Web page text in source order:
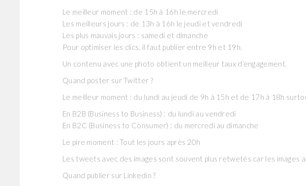
Le meilleur moment : de 15h à 16h le mercredi
Les meilleurs jours : de 13h à 16h le jeudi et vendredi
Les plus mauvais jours : samedi et dimanche
Pour optimiser les clics, il faut publier entre 9h et 19h.
Un contenu avec une photo obtient un meilleur taux d’engagement.
Quand poster sur Twitter ?
Le meilleur moment : du lundi au jeudi de 9h à 15h et de 17h à 18h
En B2B (Business to Business) : du lundi au vendredi
En B2C (Business to Consumer) : du mercredi au dimanche
Le pire moment : Tout les jours après 20h
Les tweets avec des images sont souvent plus retwetés car les images
Quand publier sur Linkedin ?